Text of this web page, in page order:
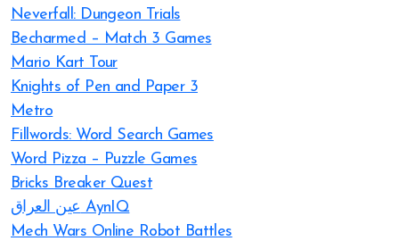
Neverfall: Dungeon Trials
Becharmed – Match 3 Games
Mario Kart Tour
Knights of Pen and Paper 3
Metro
Fillwords: Word Search Games
Word Pizza – Puzzle Games
Bricks Breaker Quest
عين العراق AynIQ
Mech Wars Online Robot Battles